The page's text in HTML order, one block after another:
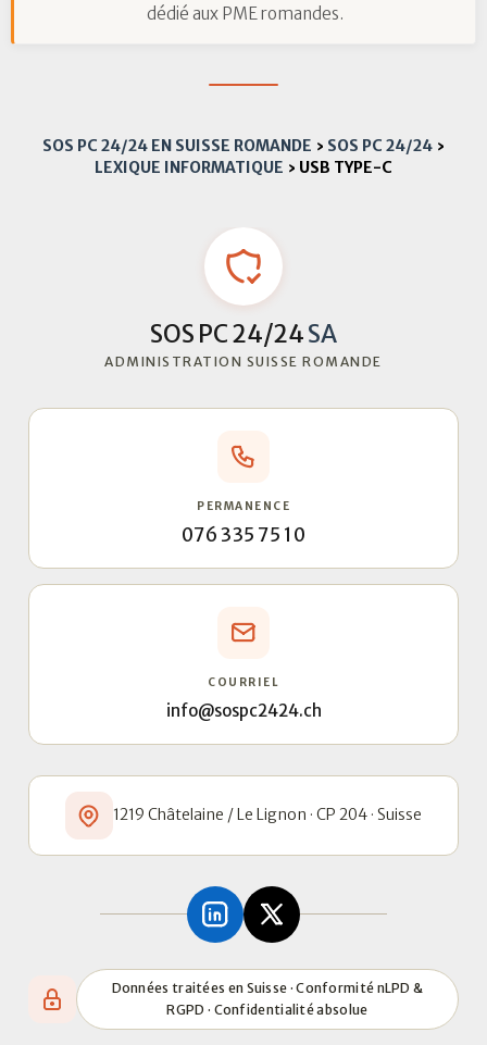
dédié aux PME romandes.
SOS PC 24/24 EN SUISSE ROMANDE › SOS PC 24/24 ›
LEXIQUE INFORMATIQUE › USB TYPE-C
SOS PC 24/24SA
ADMINISTRATION SUISSE ROMANDE
PERMANENCE
076 335 75 10
COURRIEL
info@sospc2424.ch
1219 Châtelaine / Le Lignon · CP 204 · Suisse
Données traitées en Suisse · Conformité nLPD &
RGPD · Confidentialité absolue